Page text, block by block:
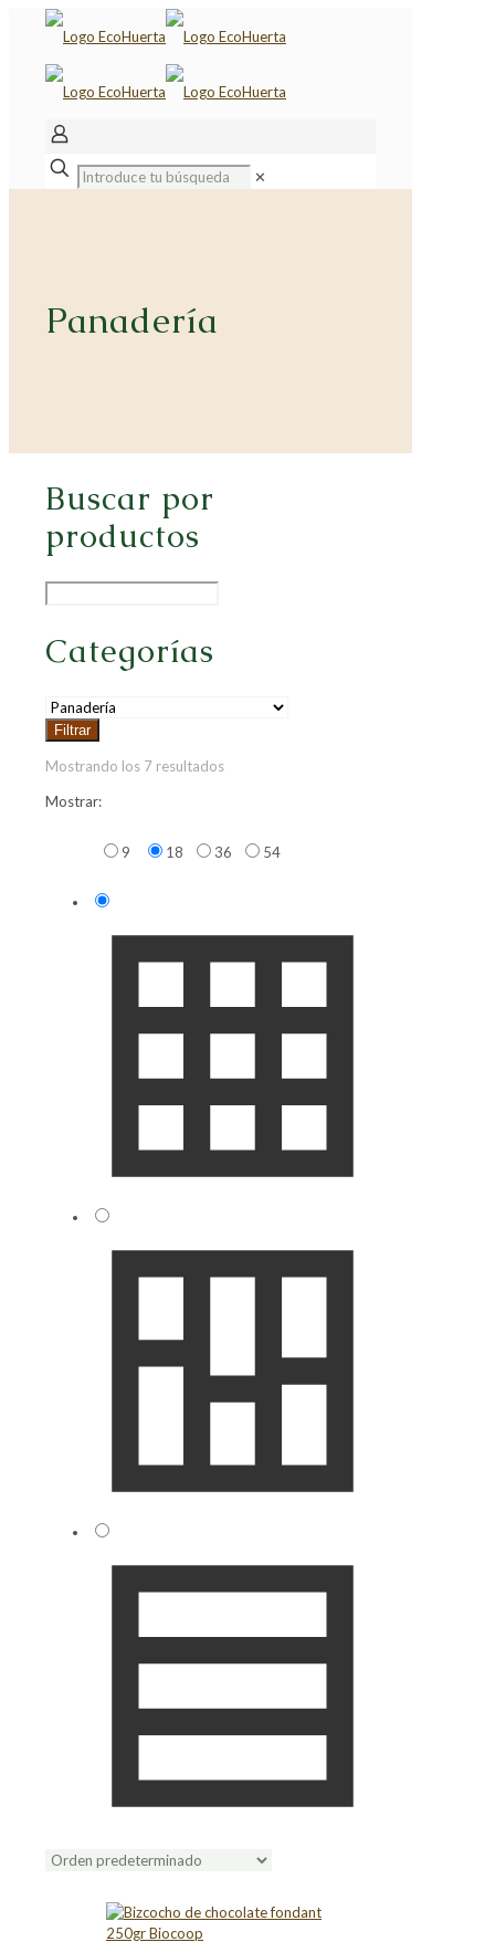
✕
Panadería
Buscar por
productos
Categorías
Filtrar
Mostrando los 7 resultados
Mostrar:
9 18 36 54